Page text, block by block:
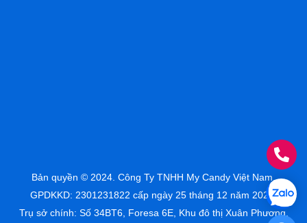
Bản quyền © 2024. Công Ty TNHH My Candy Việt Nam.
GPDKKD: 2301231822 cấp ngày 25 tháng 12 năm 2023.
Trụ sở chính: Số 34BT6, Foresa 6E, Khu đô thị Xuân Phương,